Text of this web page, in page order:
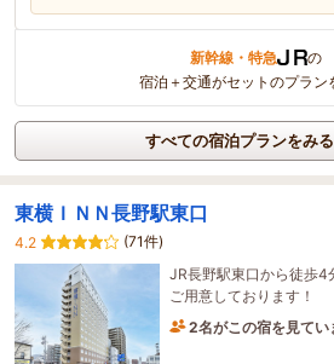
新幹線・特急
の
宿泊＋交通がセットのプラン
すべての宿泊プランをみる
東横ＩＮＮ長野駅東口
4.2
(71件)
JR長野駅東口から徒歩4
ご用意しております！
2名がこの宿を見てい